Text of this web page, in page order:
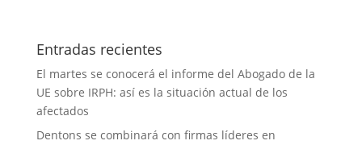
Entradas recientes
El martes se conocerá el informe del Abogado de la
UE sobre IRPH: así es la situación actual de los
afectados
Dentons se combinará con firmas líderes en